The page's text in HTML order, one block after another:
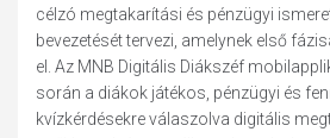
célzó megtakarítási és pénzügyi
bevezetését tervezi, amelynek első
el. Az MNB Digitális Diákszéf
során a diákok játékos, pénzügyi és
kvízkérdésekre válaszolva digitális